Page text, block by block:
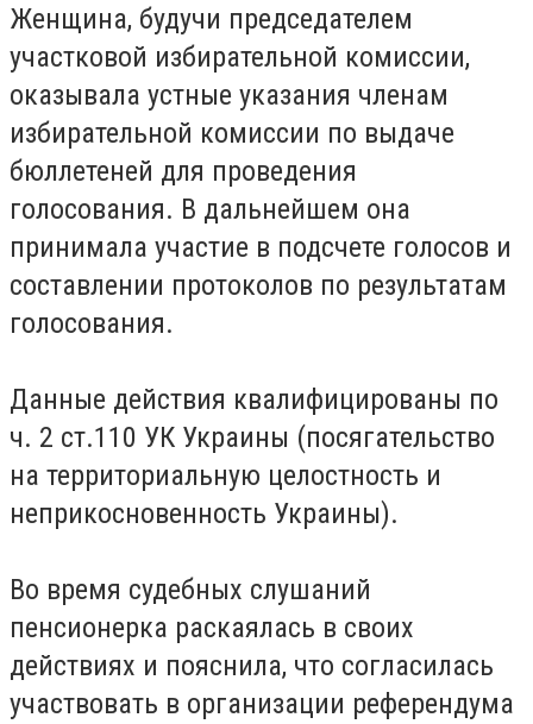
Женщина, будучи председателем
участковой избирательной комиссии,
оказывала устные указания членам
избирательной комиссии по выдаче
бюллетеней для проведения
голосования. В дальнейшем она
принимала участие в подсчете голосов и
составлении протоколов по результатам
голосования.
Данные действия квалифицированы по
ч. 2 ст.110 УК Украины (посягательство
на территориальную целостность и
неприкосновенность Украины).
Во время судебных слушаний
пенсионерка раскаялась в своих
действиях и пояснила, что согласилась
участвовать в организации референдума